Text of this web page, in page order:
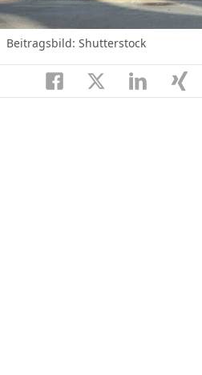
Beitragsbild: Shutterstock